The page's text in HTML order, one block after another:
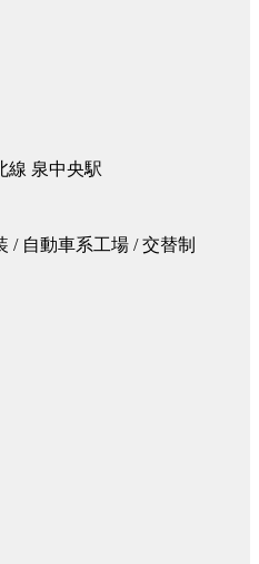
線 泉中央駅
/ 自動車系工場 / 交替制